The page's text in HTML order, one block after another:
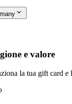
e valore
la tua gift card e